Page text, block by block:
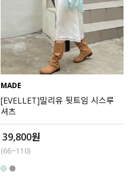
MADE
[EVELLET]밀리유 뒷트임 시스루
셔츠
39,800원
(66~110)